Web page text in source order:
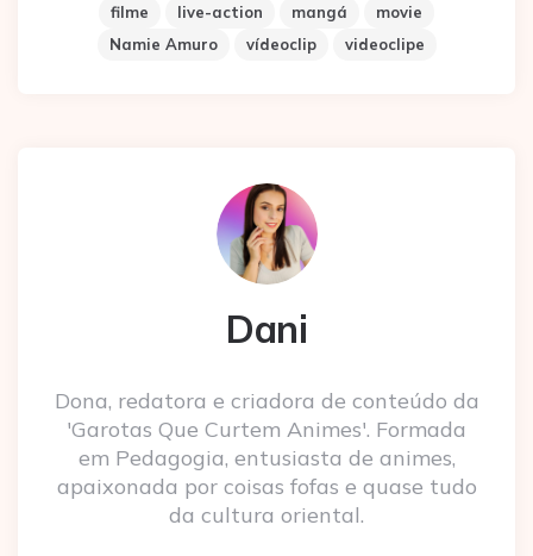
filme
live-action mangá
movie
Namie Amuro
vídeoclip videoclipe
Dani
Dona, redatora e criadora de conteúdo da
'Garotas Que Curtem Animes'. Formada
em Pedagogia, entusiasta de animes,
apaixonada por coisas fofas e quase tudo
da cultura oriental.